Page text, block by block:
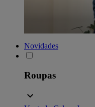
Novidades
Roupas